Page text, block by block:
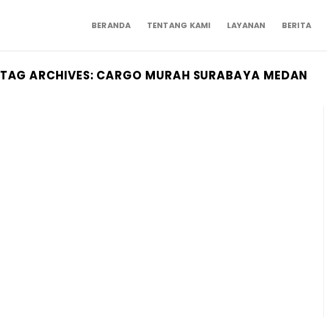
BERANDA TENTANG KAMI LAYANAN BERITA
TAG ARCHIVES: CARGO MURAH SURABAYA MEDAN